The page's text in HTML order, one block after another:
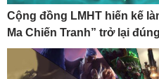
Cộng đồng LMHT hiến kế
Ma Chiến Tranh” trở lại